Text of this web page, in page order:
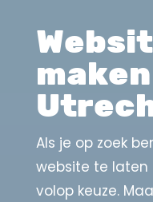
Als je op zoek
website te laten
volop keuze.